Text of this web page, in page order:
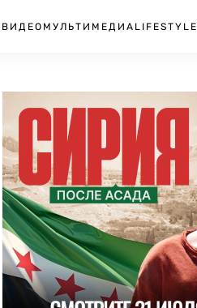
ВИДЕО МУЛЬТИМЕДИА LIFESTYLE